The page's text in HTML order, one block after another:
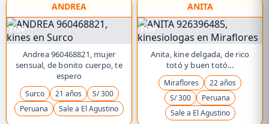
ANDREA
TOP
Andrea 960468821, mujer
sensual, de bonito cuerpo, te
espero
Surco 21 años
S/ 300
Peruana
Sale a El Agustino
ANITA
TOP
Anita, kine delgada, de rico
totó y buen totó...
Miraflores
22 años
S/ 300
Peruana
Sale a El Agustino